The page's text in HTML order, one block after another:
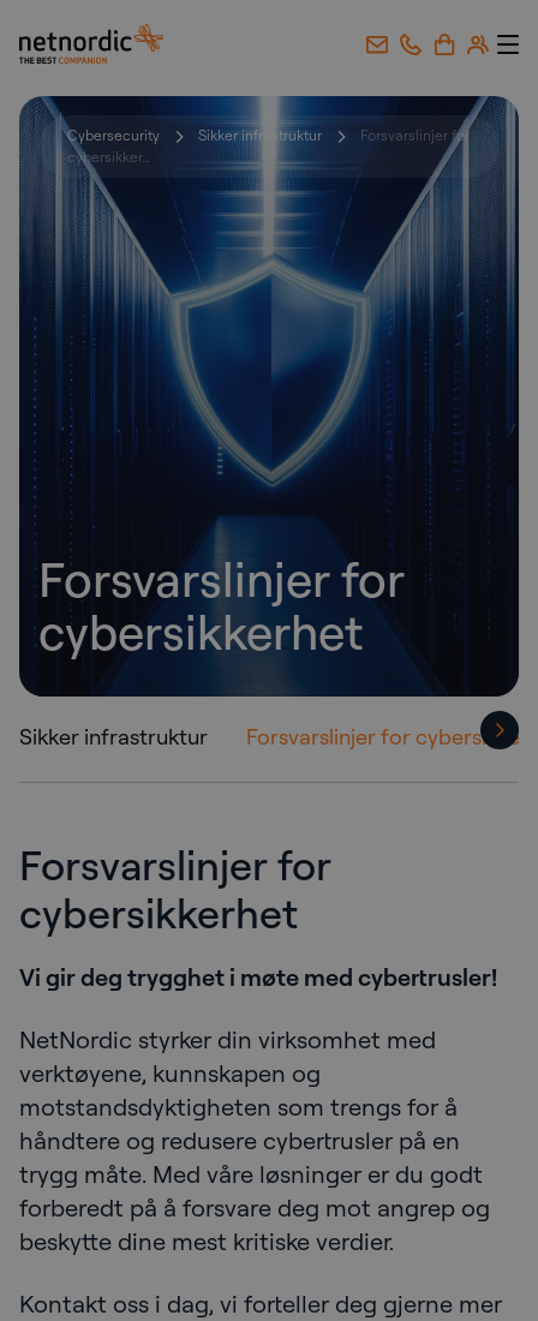
NetNordic Norway
Cybersecurity Sikker infrastruktur
Forsvarslinjer for
cybersikker...
Forsvarslinjer for
cybersikkerhet
Sikker infrastruktur Forsvarslinjer for
Forsvarslinjer for
cybersikkerhet
Vi gir deg trygghet i møte med cybertrusler!
NetNordic styrker din virksomhet med
verktøyene, kunnskapen og
motstandsdyktigheten som trengs for å
håndtere og redusere cybertrusler på en
trygg måte. Med våre løsninger er du godt
forberedt på å forsvare deg mot angrep og
beskytte dine mest kritiske verdier.
Kontakt oss i dag, vi forteller deg gjerne mer